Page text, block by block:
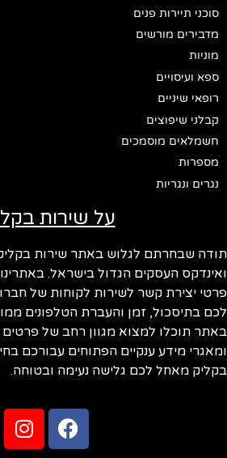
סוכני תיירות פנים
מדבירים מורשים
מוניות
ספא ועיסויים
רופאי שיניים
קבלני שיפוצים
חשמלאים מוסמכים
מספרות
נגרים ונגריות
על שירות
שבחרתם לגלוש באתר שירות
העסקים הגדול בישראל. באתרינו
יצירת קשר לשירות לקוחות של
בתיסכול, זמן והעברת הטלפונים
תוכלו למצוא מגוון רחב של פרטים
מידע ענקיים הפתוחים עבורכם
מאחל לכם גלישה נעימה ובטוחה.